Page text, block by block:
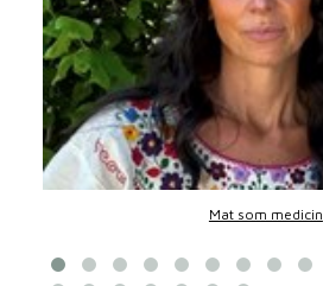
Mat som medicin